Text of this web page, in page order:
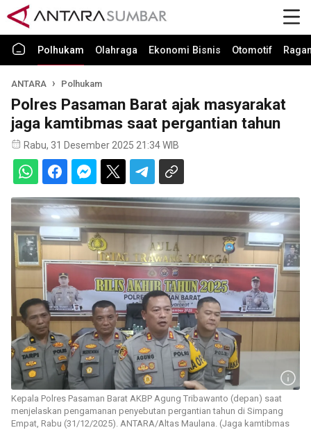
Polhukam Olahraga Ekonomi Bisnis Otomotif
ANTARA Polhukam
Polres Pasaman Barat ajak masyarakat
jaga kamtibmas saat pergantian tahun
Rabu, 31 Desember 2025 21:34 WIB
Kepala Polres Pasaman Barat AKBP Agung Tribawanto (depan) saat
menjelaskan pengamanan penyebutan pergantian tahun di Simpang
Empat, Rabu (31/12/2025). ANTARA/Altas Maulana. (Jaga kamtibmas